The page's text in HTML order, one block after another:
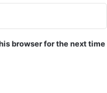
browser for the next time